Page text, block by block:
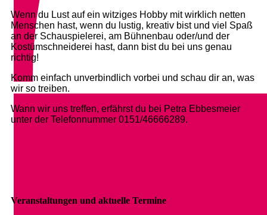
Wenn du Lust auf ein witziges Hobby mit wirklich netten
Menschen hast, wenn du lustig, kreativ bist und viel Spaß
an der Schauspielerei, am Bühnenbau oder/und der
Kostümschneiderei hast, dann bist du bei uns genau
richtig!
Komm einfach unverbindlich vorbei und schau dir an, was
wir so treiben.
Wann wir uns treffen, erfährst du bei Petra Ebbesmeier
unter der Telefonnummer 0151/46666289.
Veranstaltungen und aktuelle Termine